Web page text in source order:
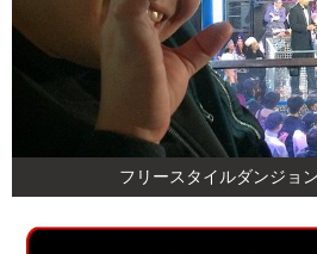
フリースタイルダンジョ